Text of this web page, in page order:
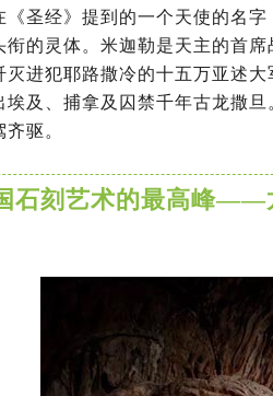
《圣经》提到的一个天使的名
衔的灵体。米迦勒是天主的首
灭进犯耶路撒冷的十五万亚述
埃及、捕拿及囚禁千年古龙撒
驱。
石刻艺术的最高峰——